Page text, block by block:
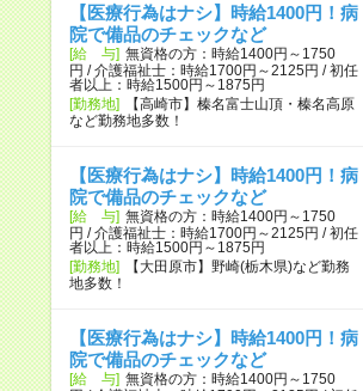
【医療行為はナシ】時給1400円！病
院で備品のチェックなど
[給 与] 無資格の方：時給1400円～1750
円 / 介護福祉士：時給1700円～2125円 / 初任
者以上：時給1500円～1875円
[勤務地]
【高崎市】榛名富士山頂・榛名高原
など勤務地多数！
【医療行為はナシ】時給1400円！病
院で備品のチェックなど
[給 与] 無資格の方：時給1400円～1750
円 / 介護福祉士：時給1700円～2125円 / 初任
者以上：時給1500円～1875円
[勤務地]
【大田原市】野崎(栃木県)など勤務
地多数！
【医療行為はナシ】時給1400円！病
院で備品のチェックなど
[給 与] 無資格の方：時給1400円～1750